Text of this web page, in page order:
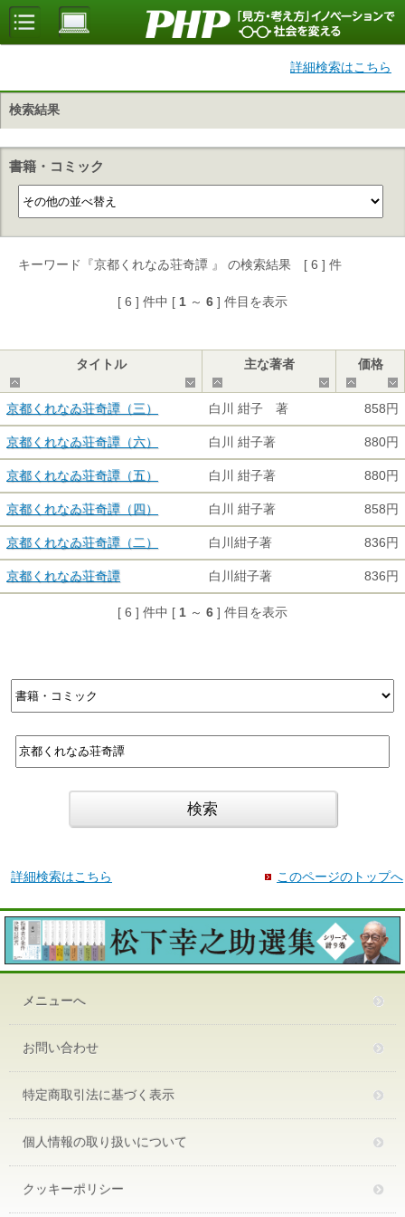
詳細検索はこちら
検索結果
書籍・コミック
キーワード『京都くれなゐ荘奇譚 』 の検索結果 [ 6 ] 件
[ 6 ] 件中 [ 1 ～ 6 ] 件目を表示
タイトル
主な著者
価格
京都くれなゐ荘奇譚（三）
白川 紺子 著 858円
京都くれなゐ荘奇譚（六） 白川 紺子著 880円
京都くれなゐ荘奇譚（五） 白川 紺子著 880円
京都くれなゐ荘奇譚（四） 白川 紺子著 858円
京都くれなゐ荘奇譚（二） 白川紺子著 836円
京都くれなゐ荘奇譚 白川紺子著 836円
[ 6 ] 件中 [ 1 ～ 6 ] 件目を表示
詳細検索はこちら このページのトップへ
メニューへ
お問い合わせ
特定商取引法に基づく表示
個人情報の取り扱いについて
クッキーポリシー